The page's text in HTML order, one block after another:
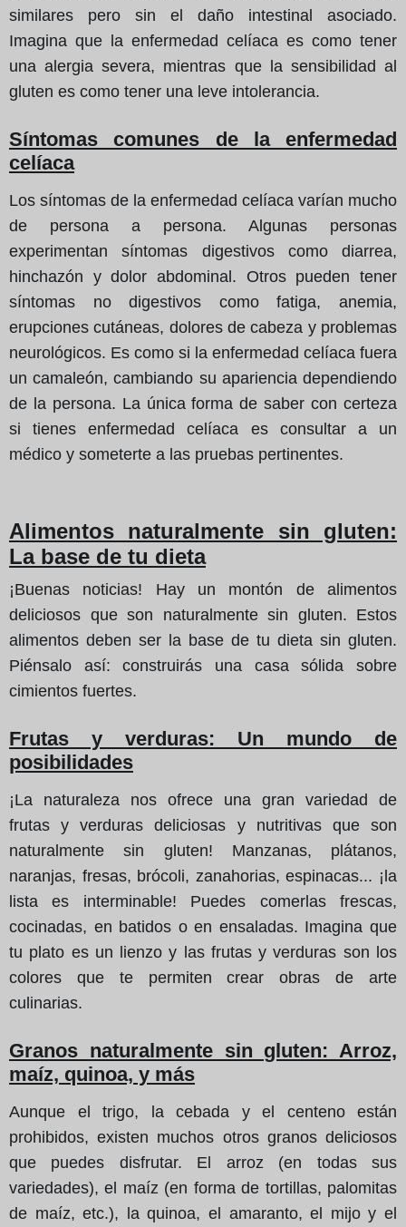
similares pero sin el daño intestinal asociado.
Imagina que la enfermedad celíaca es como tener
una alergia severa, mientras que la sensibilidad al
gluten es como tener una leve intolerancia.
Síntomas comunes de la enfermedad
celíaca
Los síntomas de la enfermedad celíaca varían mucho
de persona a persona. Algunas personas
experimentan síntomas digestivos como diarrea,
hinchazón y dolor abdominal. Otros pueden tener
síntomas no digestivos como fatiga, anemia,
erupciones cutáneas, dolores de cabeza y problemas
neurológicos. Es como si la enfermedad celíaca fuera
un camaleón, cambiando su apariencia dependiendo
de la persona. La única forma de saber con certeza
si tienes enfermedad celíaca es consultar a un
médico y someterte a las pruebas pertinentes.
Alimentos naturalmente sin gluten:
La base de tu dieta
¡Buenas noticias! Hay un montón de alimentos
deliciosos que son naturalmente sin gluten. Estos
alimentos deben ser la base de tu dieta sin gluten.
Piénsalo así: construirás una casa sólida sobre
cimientos fuertes.
Frutas y verduras: Un mundo de
posibilidades
¡La naturaleza nos ofrece una gran variedad de
frutas y verduras deliciosas y nutritivas que son
naturalmente sin gluten! Manzanas, plátanos,
naranjas, fresas, brócoli, zanahorias, espinacas... ¡la
lista es interminable! Puedes comerlas frescas,
cocinadas, en batidos o en ensaladas. Imagina que
tu plato es un lienzo y las frutas y verduras son los
colores que te permiten crear obras de arte
culinarias.
Granos naturalmente sin gluten: Arroz,
maíz, quinoa, y más
Aunque el trigo, la cebada y el centeno están
prohibidos, existen muchos otros granos deliciosos
que puedes disfrutar. El arroz (en todas sus
variedades), el maíz (en forma de tortillas, palomitas
de maíz, etc.), la quinoa, el amaranto, el mijo y el